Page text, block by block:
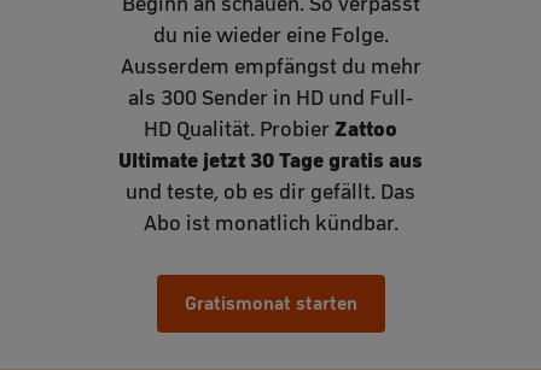
du nie wieder eine Folge.
Ausserdem empfängst du mehr
als 300 Sender in HD und Full-
HD Qualität. Probier Zattoo
Ultimate jetzt 30 Tage gratis aus
und teste, ob es dir gefällt. Das
Abo ist monatlich kündbar.
Gratismonat starten